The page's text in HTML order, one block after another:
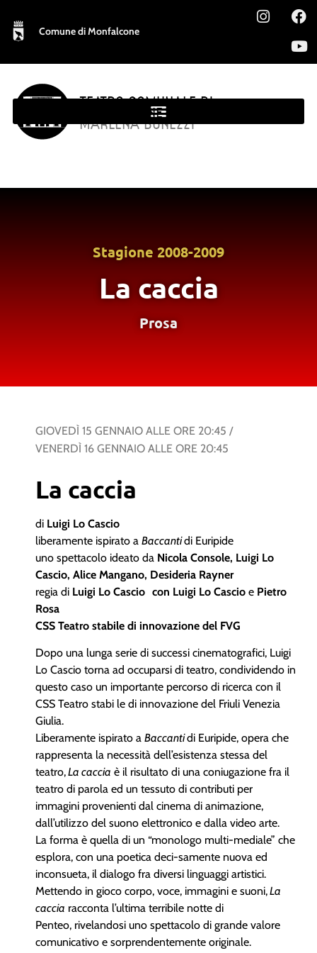
Comune di Monfalcone
TEATRO COMUNALE DI
MONFALCONE
MARLENA BONEZZI
Stagione 2008-2009
La caccia
Prosa
GIOVEDÌ 15 GENNAIO ALLE ORE 20:45 /
VENERDÌ 16 GENNAIO ALLE ORE 20:45
La caccia
di Luigi Lo Cascio
liberamente ispirato a Baccantidi Euripide
uno spettacolo ideato da Nicola Console, Luigi Lo
Cascio, Alice Mangano, Desideria Rayner
regia di Luigi Lo Cascio con Luigi Lo Cascio e Pietro
Rosa
CSS Teatro stabile di innovazione del FVG
Dopo una lunga serie di successi cinematografici, Luigi
Lo Cascio torna ad occuparsi di teatro, condividendo in
questo caso un importante percorso di ricerca con il
CSS Teatro stabi le di innovazione del Friuli Venezia
Giulia.
Liberamente ispirato a Baccantidi Euripide, opera che
rappresenta la necessità dell’esistenza stessa del
teatro,La caccia è il risultato di una coniugazione fra il
teatro di parola ed un tessuto di contributi per
immagini provenienti dal cinema di animazione,
dall’utilizzo del suono elettronico e dalla video arte.
La forma è quella di un “monologo multi-mediale” che
esplora, con una poetica deci-samente nuova ed
inconsueta, il dialogo fra diversi linguaggi artistici.
Mettendo in gioco corpo, voce, immagini e suoni,La
caccia racconta l’ultima terribile notte di
Penteo, rivelandosi uno spettacolo di grande valore
comunicativo e sorprendentemente originale.